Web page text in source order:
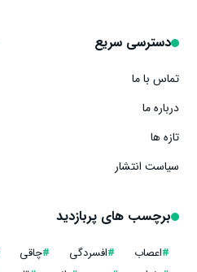
دسترسی سریع
تماس با ما
درباره ما
تازه ها
سیاست انتشار
برچسب های پربازدید
#اعصاب #افسردگی #چاقی